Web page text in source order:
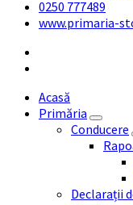
0250 777489
www.primaria-
Acasă
Primăria
Conducere
Declarații